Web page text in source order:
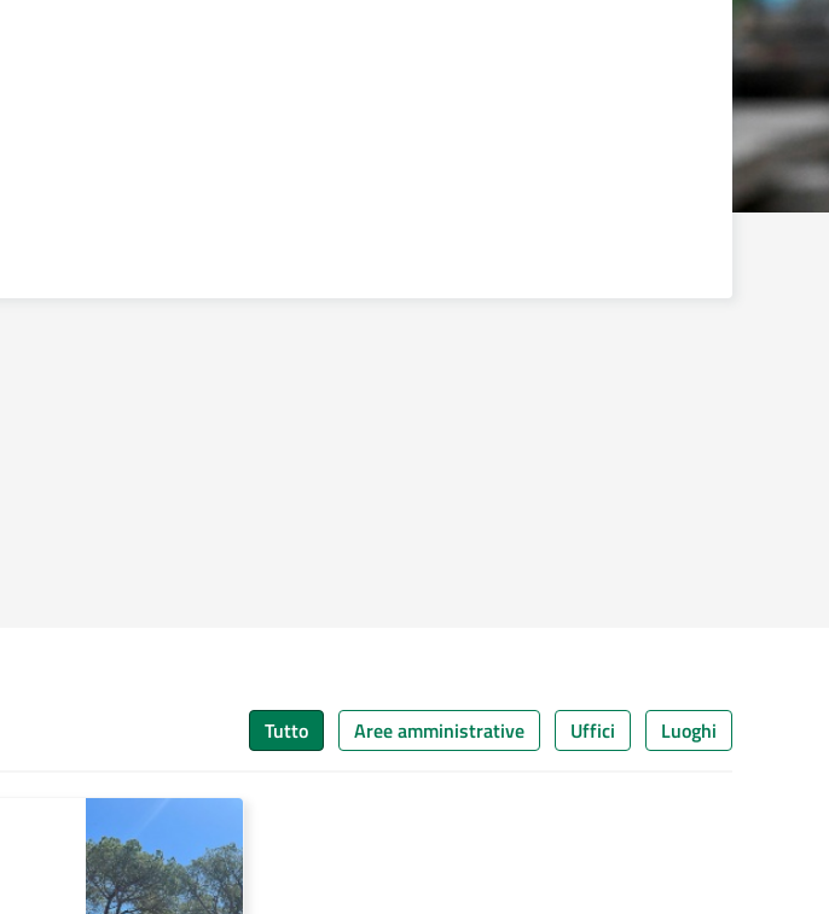
Tutto Aree amministrative Uffici Luoghi